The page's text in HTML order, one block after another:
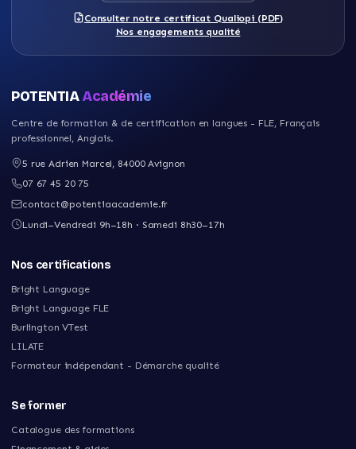
Consulter notre certificat Qualiopi (PDF)
Nos engagements qualité
POTENTIAAcadémie
Centre de formation & de certification en langues - FLE, Français
professionnel, Anglais.
5 rue Adrien Marcel, 84000 Avignon
07 67 45 20 75
contact@potentiaacademie.fr
Lundi–Vendredi 9h–18h · Samedi 8h30–17h
Nos certifications
Bright Language
Bright Language FLE
Burlington VTest
LILATE
Formateur indépendant - Démarche qualité
Se former
Catalogue des formations